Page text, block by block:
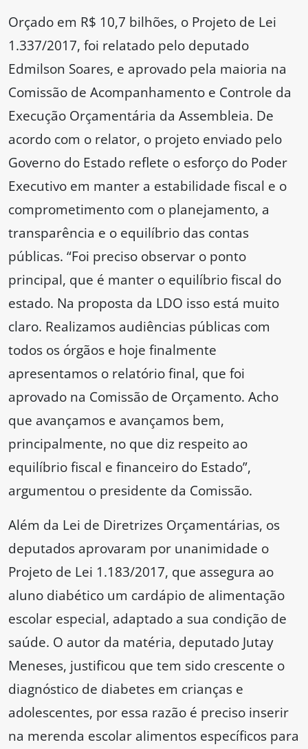
Orçado em R$ 10,7 bilhões, o Projeto de Lei
1.337/2017, foi relatado pelo deputado
Edmilson Soares, e aprovado pela maioria na
Comissão de Acompanhamento e Controle da
Execução Orçamentária da Assembleia. De
acordo com o relator, o projeto enviado pelo
Governo do Estado reflete o esforço do Poder
Executivo em manter a estabilidade fiscal e o
comprometimento com o planejamento, a
transparência e o equilíbrio das contas
públicas. “Foi preciso observar o ponto
principal, que é manter o equilíbrio fiscal do
estado. Na proposta da LDO isso está muito
claro. Realizamos audiências públicas com
todos os órgãos e hoje finalmente
apresentamos o relatório final, que foi
aprovado na Comissão de Orçamento. Acho
que avançamos e avançamos bem,
principalmente, no que diz respeito ao
equilíbrio fiscal e financeiro do Estado”,
argumentou o presidente da Comissão.
Além da Lei de Diretrizes Orçamentárias, os
deputados aprovaram por unanimidade o
Projeto de Lei 1.183/2017, que assegura ao
aluno diabético um cardápio de alimentação
escolar especial, adaptado a sua condição de
saúde. O autor da matéria, deputado Jutay
Meneses, justificou que tem sido crescente o
diagnóstico de diabetes em crianças e
adolescentes, por essa razão é preciso inserir
na merenda escolar alimentos específicos para